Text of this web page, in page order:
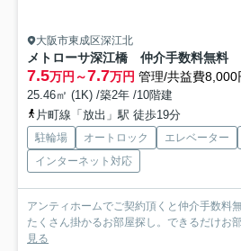
大阪市東成区深江北
メトローサ深江橋 仲介手数料無料
7.5万円～7.7万円 管理/共益費8,000
25.46㎡ (1K) /築2年 /10階建
片町線「放出」駅 徒歩19分
駐輪場 オートロック エレベーター
インターネット対応
アンティホームでご契約頂くと仲介手数
たくさん掛かるお部屋探し。できるだけお
見る